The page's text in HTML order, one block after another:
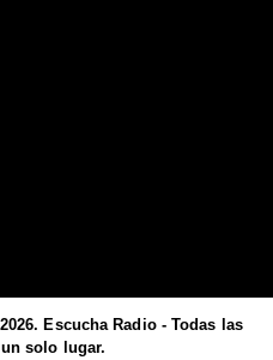
Escucha Radio - Todas las
solo lugar.